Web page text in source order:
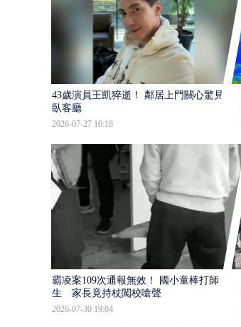
43歲演員王凱猝逝！ 鄰居上門關心驚見倒
臥客廳
2026-07-27 10:18
霸凌案109次通報無效！ 國小童棒打師
生 家長竟持杖闖校嗆聲
2026-07-30 19:04